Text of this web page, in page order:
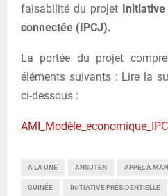
faisabilité du projet
connectée (IPCJ).
La portée du projet
éléments suivants : Lire la
ci-dessous :
A LA UNE ANSUTEN APPEL À
GUINÉE INITIATIVE PRÉSIDENTIELLE